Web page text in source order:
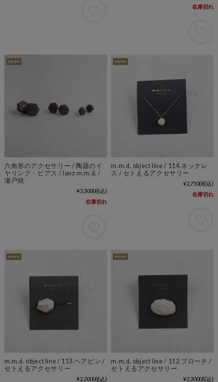
在庫切れ
六角形のアクセサリー / 陶器のイ
ヤリング・ピアス / lanz m.m.d. /
瀬戸焼
¥3,300(税込)
在庫切れ
m.m.d. object line / 114.ネックレ
ス / セトえるアクセサリー
¥2,750(税込)
在庫切れ
m.m.d. object line / 113.ヘアピン /
セトえるアクセサリー
¥2,200(税込)
m.m.d. object line / 112.ブローチ /
セトえるアクセサリー
¥2,200(税込)